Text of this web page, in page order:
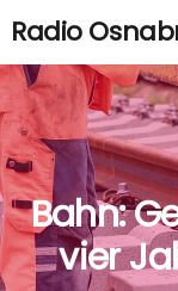
Radio
Bahn:
vier